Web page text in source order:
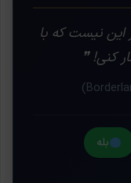
نیست که با
کنی! ❞
بله